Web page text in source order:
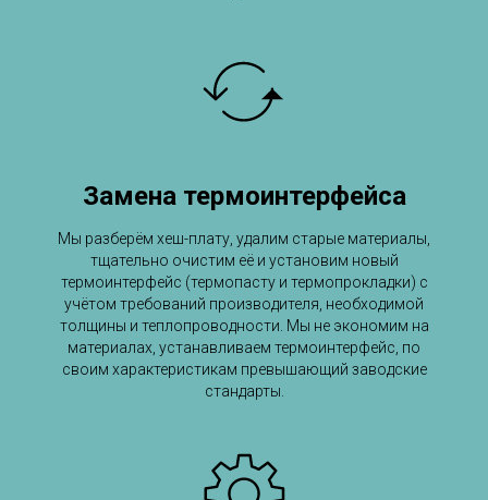
Замена термоинтерфейса
Мы разберём хеш-плату, удалим старые материалы,
тщательно очистим её и установим новый
термоинтерфейс (термопасту и термопрокладки) с
учётом требований производителя, необходимой
толщины и теплопроводности. Мы не экономим на
материалах, устанавливаем термоинтерфейс, по
своим характеристикам превышающий заводские
стандарты.